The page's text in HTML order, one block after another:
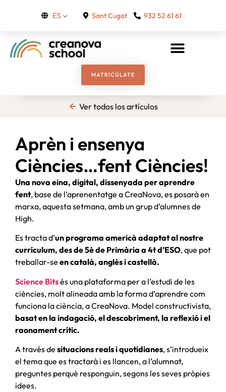
ES Sant Cugat 932 52 61 61
MATRICÚLATE
Ver todos los artículos
Aprèn i ensenya
Ciències…fent Ciències!
Una nova eina, digital, dissenyada per aprendre
fent, base de l’aprenentatge a CreaNova, es posarà en
marxa, aquesta setmana, amb un grup d’alumnes de
High.
Es tracta d’un programa americà adaptat al nostre
currículum, des de 5è de Primària a 4t d’ESO, que pot
treballar-se en català, anglès i castellà.
Science Bitsés una plataforma per a l’estudi de les
ciències, molt alineada amb la forma d’aprendre com
funciona la ciència, a CreaNova. Model constructivista,
basat en la indagació, el descobriment, la reflexió i el
raonament crític.
A través de situacions reals i quotidianes, s’introdueix
el tema que es tractarà i es llancen, a l’alumnat,
preguntes perquè responguin, segons les seves pròpies
idees.